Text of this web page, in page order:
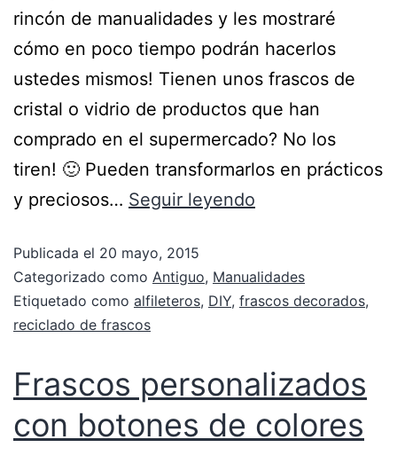
rincón de manualidades y les mostraré
cómo en poco tiempo podrán hacerlos
ustedes mismos! Tienen unos frascos de
cristal o vidrio de productos que han
comprado en el supermercado? No los
tiren! 🙂 Pueden transformarlos en prácticos
y preciosos… Seguir leyendo
Publicada el 20 mayo, 2015
Categorizado como Antiguo, Manualidades
Etiquetado como alfileteros, DIY, frascos decorados,
reciclado de frascos
Frascos personalizados
con botones de colores